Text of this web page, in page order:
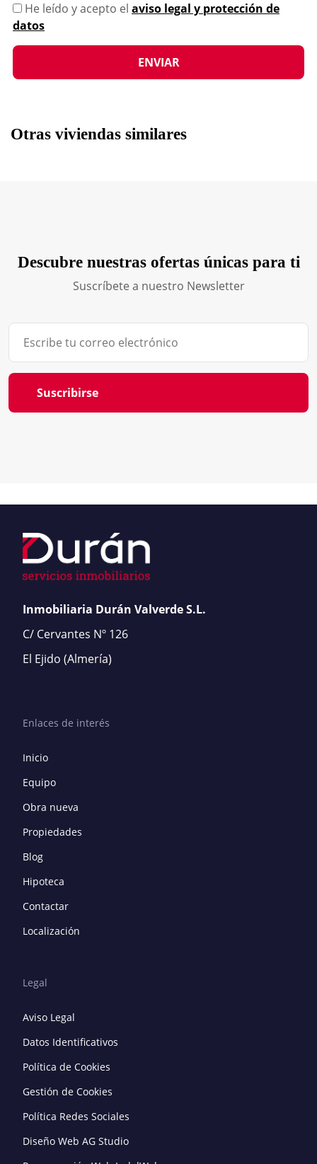
He leído y acepto el aviso legal y protección de
datos
Otras viviendas similares
Descubre nuestras ofertas únicas para ti
Suscríbete a nuestro Newsletter
Suscribirse
Inmobiliaria Durán Valverde S.L.
C/ Cervantes Nº 126
El Ejido (Almería)
Enlaces de interés
Inicio
Equipo
Obra nueva
Propiedades
Blog
Hipoteca
Contactar
Localización
Legal
Aviso Legal
Datos Identificativos
Política de Cookies
Gestión de Cookies
Política Redes Sociales
Diseño Web AG Studio